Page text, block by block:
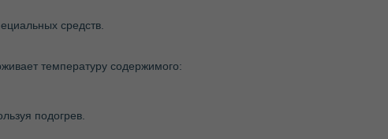
средств.
температуру содержимого:
подогрев.